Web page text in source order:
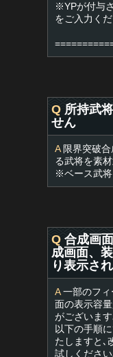
※YPが付与
をご入力く
Q 所持武
せん
A限界突破合
る武将を素
※ベース武将
Q 合成画
成画面、
り表示さ
A一部のフィ
面の表示容
がございます
以下の手順
たしますと､
試しください